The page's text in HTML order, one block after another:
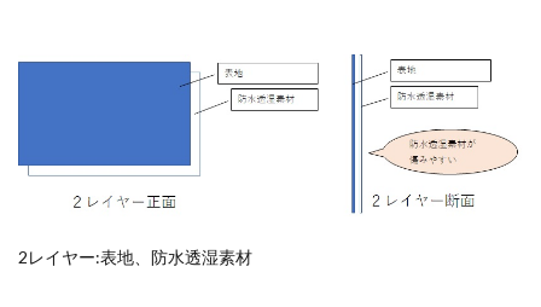
2レイヤー:表地、防水透湿素材